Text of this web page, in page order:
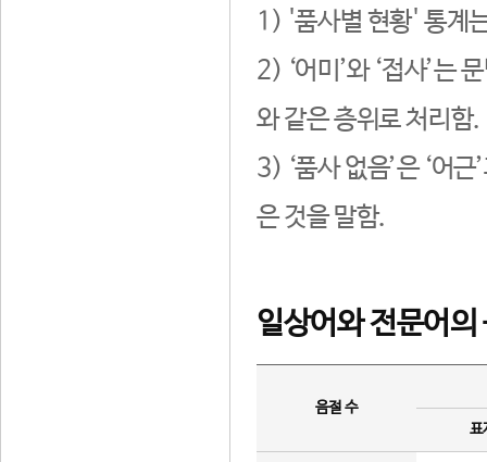
1) '품사별 현황' 통계
2) ‘어미’와 ‘접사’는
와 같은 층위로 처리함.
3) ‘품사 없음’은 ‘어
은 것을 말함.
일상어와 전문어의
음절 수
표